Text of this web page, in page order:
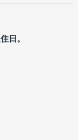
日。